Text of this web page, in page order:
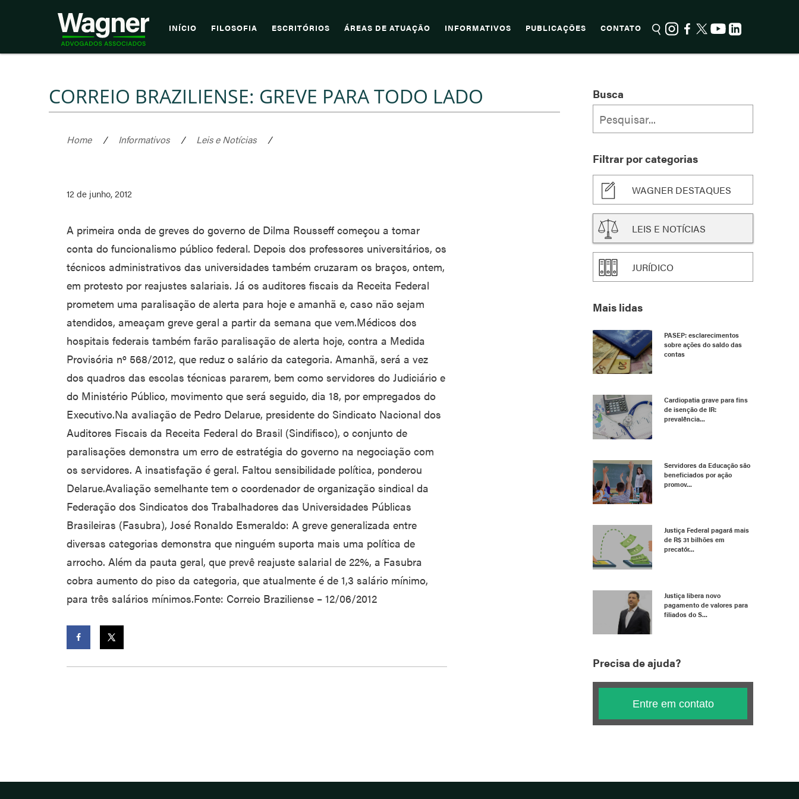
INÍCIO FILOSOFIA ESCRITÓRIOS ÁREAS DE ATUAÇÃO INFORMATIVOS PUBLICAÇÕES CONTATO
CORREIO BRAZILIENSE: GREVE PARA TODO LADO
Home / Informativos / Leis e Notícias /
12 de junho, 2012
A primeira onda de greves do governo de Dilma Rousseff começou a tomar
conta do funcionalismo público federal. Depois dos professores universitários, os
técnicos administrativos das universidades também cruzaram os braços, ontem,
em protesto por reajustes salariais. Já os auditores fiscais da Receita Federal
prometem uma paralisação de alerta para hoje e amanhã e, caso não sejam
atendidos, ameaçam greve geral a partir da semana que vem.Médicos dos
hospitais federais também farão paralisação de alerta hoje, contra a Medida
Provisória nº 568/2012, que reduz o salário da categoria. Amanhã, será a vez
dos quadros das escolas técnicas pararem, bem como servidores do Judiciário e
do Ministério Público, movimento que será seguido, dia 18, por empregados do
Executivo.Na avaliação de Pedro Delarue, presidente do Sindicato Nacional dos
Auditores Fiscais da Receita Federal do Brasil (Sindifisco), o conjunto de
paralisações demonstra um erro de estratégia do governo na negociação com
os servidores. A insatisfação é geral. Faltou sensibilidade política, ponderou
Delarue.Avaliação semelhante tem o coordenador de organização sindical da
Federação dos Sindicatos dos Trabalhadores das Universidades Públicas
Brasileiras (Fasubra), José Ronaldo Esmeraldo: A greve generalizada entre
diversas categorias demonstra que ninguém suporta mais uma política de
arrocho. Além da pauta geral, que prevê reajuste salarial de 22%, a Fasubra
cobra aumento do piso da categoria, que atualmente é de 1,3 salário mínimo,
para três salários mínimos.Fonte: Correio Braziliense – 12/06/2012
Busca
Filtrar por categorias
WAGNER DESTAQUES
LEIS E NOTÍCIAS
JURÍDICO
Mais lidas
PASEP: esclarecimentos
sobre ações do saldo das
contas
Cardiopatia grave para fins
de isenção de IR:
prevalência...
Servidores da Educação são
beneficiados por ação
promov...
Justiça Federal pagará mais
de R$ 31 bilhões em
precatór...
Justiça libera novo
pagamento de valores para
filiados do S...
Precisa de ajuda?
Entre em contato